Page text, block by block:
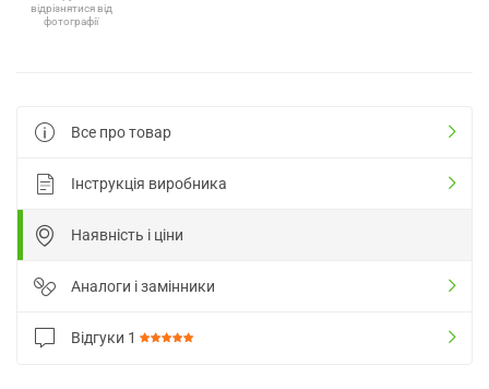
відрізнятися від
фотографії
Все про товар
Інструкція виробника
Наявність і ціни
Аналоги і замінники
Відгуки 1